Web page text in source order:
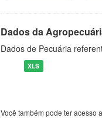
Dados da
Dados de Pecuária
XLS
Você também pode ter acesso